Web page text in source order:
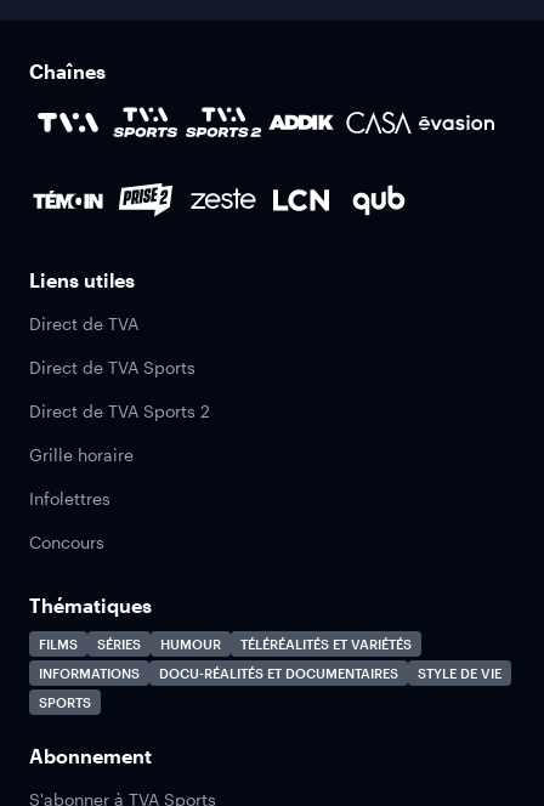
Chaînes
Liens utiles
Direct de TVA
Direct de TVA Sports
Direct de TVA Sports 2
Grille horaire
Infolettres
Concours
Thématiques
FILMS SÉRIES HUMOUR
TÉLÉRÉALITÉS ET VARIÉTÉS
INFORMATIONS
DOCU-RÉALITÉS ET DOCUMENTAIRES
STYLE DE VIE
SPORTS
Abonnement
S'abonner à TVA Sports